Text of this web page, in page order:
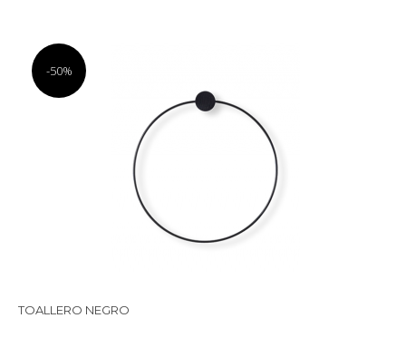
TOALLERO NEGRO
-50%